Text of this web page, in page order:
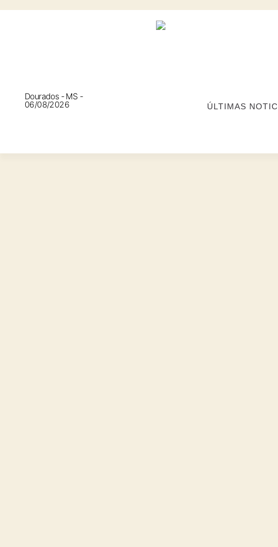
Dourados - MS -
06/08/2026
ÚLTIMAS